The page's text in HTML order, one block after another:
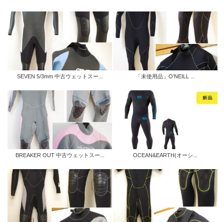
SEVEN 5/3mm 中古ウェットスー... 「未使用品」O’NEILL ...
BREAKER OUT 中古ウェットスー... OCEAN&EARTH(オーシ...